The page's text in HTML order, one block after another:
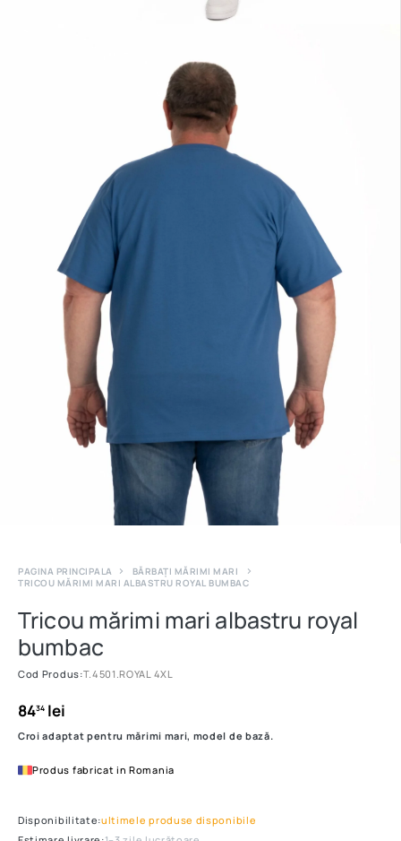
PAGINA PRINCIPALA
BĂRBAȚI MĂRIMI MARI
TRICOU MĂRIMI MARI ALBASTRU ROYAL BUMBAC
Tricou mărimi mari albastru royal
bumbac
Cod Produs:T.4501.ROYAL 4XL
8434lei
Croi adaptat pentru mărimi mari, model de bază.
Produs fabricat in Romania
Disponibilitate:ultimele produse disponibile